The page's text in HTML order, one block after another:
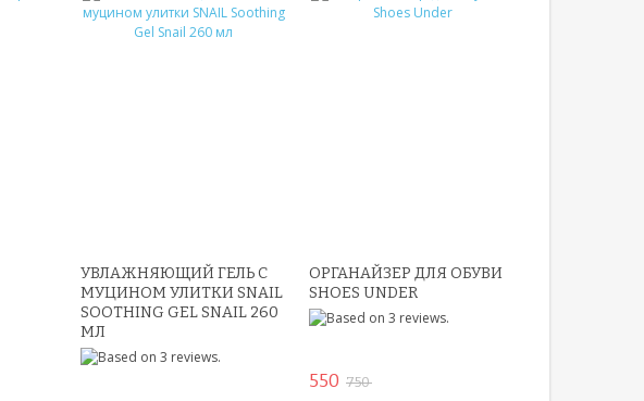
УВЛАЖНЯЮЩИЙ ГЕЛЬ С
МУЦИНОМ УЛИТКИ SNAIL
SOOTHING GEL SNAIL 260
МЛ
ОРГАНАЙЗЕР ДЛЯ ОБУВИ
SHOES UNDER
550 750